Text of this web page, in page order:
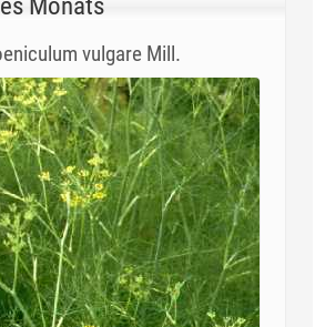
vulgare Mill.